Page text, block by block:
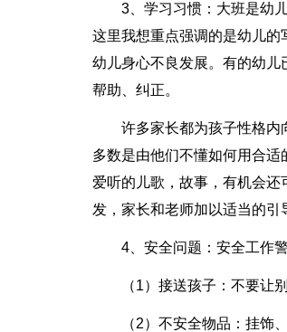
3、学习习惯：大班是幼
这里我想重点强调的是幼儿
幼儿身心不良发展。有的幼
帮助、纠正。
许多家长都为孩子性格内
多数是由他们不懂如何用合
爱听的儿歌，故事，有机会
发，家长和老师加以适当的引
4、安全问题：安全工作
（1）接送孩子：不要让
（2）不安全物品：挂饰